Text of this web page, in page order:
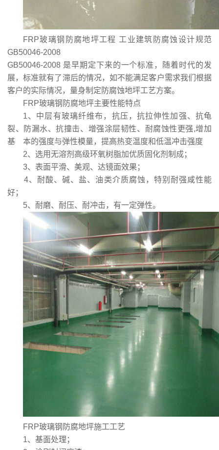
FRP玻璃钢防腐地坪工程 工业建筑防腐蚀设计规范
GB50046-2008
GB50046-2008 是早期定下来的一个标准，随着时代的发
展，标准就有了滞后的情况，如不能满足客户需求我们根据
客户的实际情况，量身制定防腐蚀地坪工艺方案。
FRP玻璃钢防腐地坪主要性能特点
1、中层有玻璃纤维布，抗压，抗拉伸性加强、抗龟
裂、防漏水、抗撞击、增强涂层韧性、耐腐蚀性更强,增加
基 本的强度与弹性模量，提高热变温度和低温冲击强度
2、选用无溶剂高级环氧树脂加优质固化剂制成；
3、表面平滑、美观、达镜面效果；
4、耐酸、碱、盐、油类介质腐蚀，特别耐强咸性能
好；
5、耐磨、耐压、耐冲击，有一定弹性。
FRP玻璃钢防腐地坪施工工艺
1、基面处理；